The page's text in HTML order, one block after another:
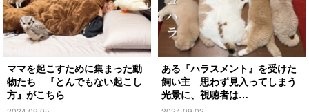
ママを起こすために集まった動
物たち 『とんでもない起こし
方』がこちら
ある『ハラスメント』を受けた
飼い主 思わず見入ってしまう
光景に、視聴者は…